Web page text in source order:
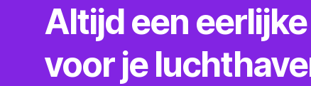
Altijd een
voor je